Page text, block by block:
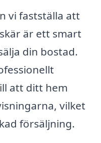
vi fastställa att
är ett smart
din bostad.
att ditt hem
vilket
försäljning.